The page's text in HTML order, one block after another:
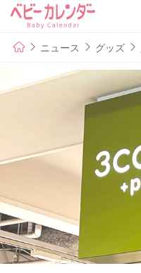
ニュース グッズ